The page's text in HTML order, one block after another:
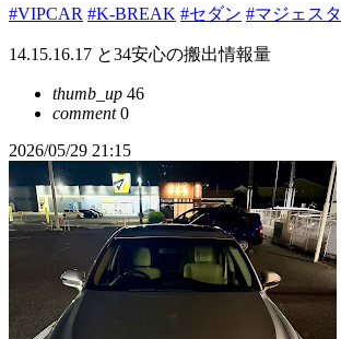
#VIPCAR #K-BREAK #セダン #マジェスタ
14.15.16.17 と34安心の搬出情報量
thumb_up 46
comment0
2026/05/29 21:15